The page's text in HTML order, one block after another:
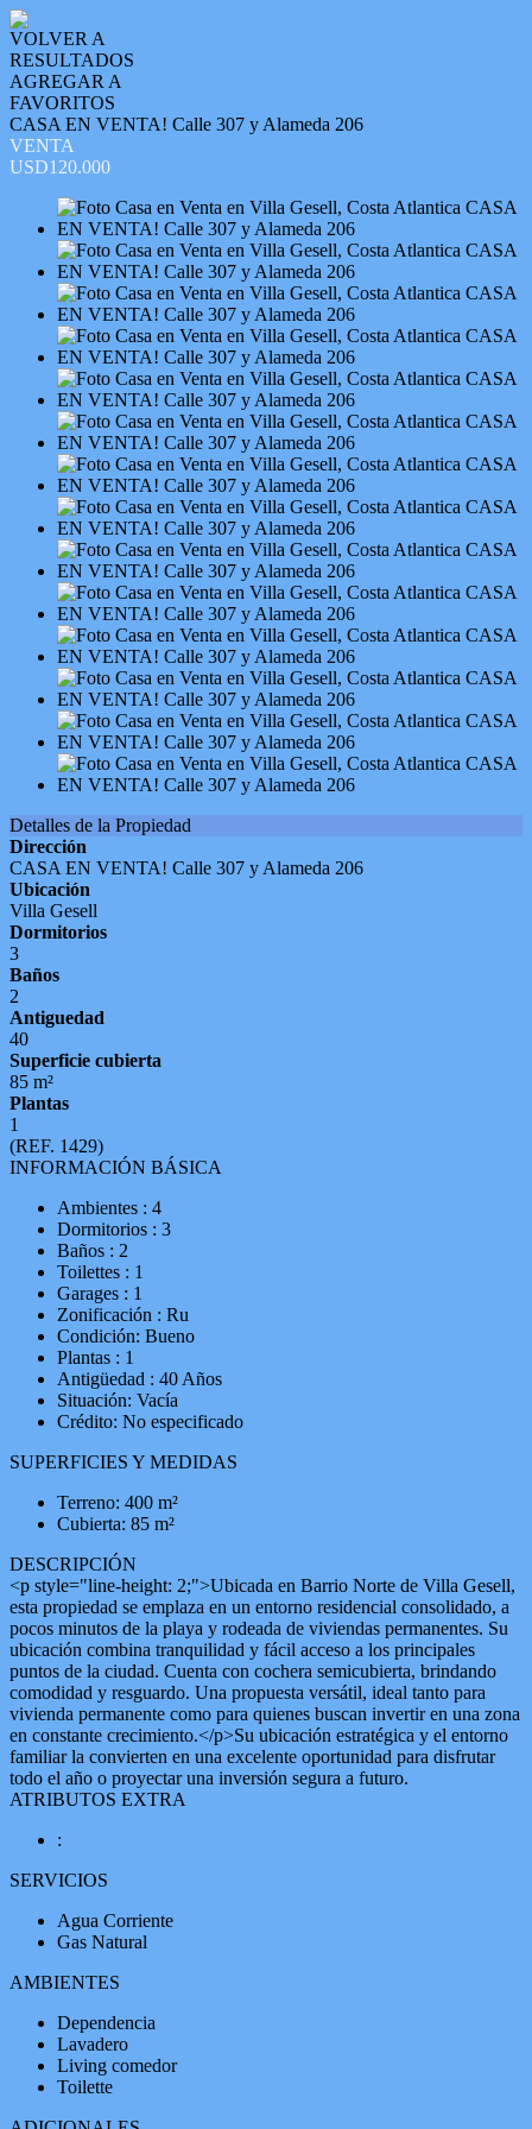
VOLVER A
RESULTADOS
AGREGAR A
FAVORITOS
CASA EN VENTA! Calle 307 y Alameda 206
VENTA
USD120.000
Detalles de la Propiedad
Dirección
CASA EN VENTA! Calle 307 y Alameda 206
Ubicación
Villa Gesell
Dormitorios
3
Baños
2
Antiguedad
40
Superficie cubierta
85 m²
Plantas
1
(REF. 1429)
INFORMACIÓN BÁSICA
Ambientes : 4
Dormitorios : 3
Baños : 2
Toilettes : 1
Garages : 1
Zonificación : Ru
Condición: Bueno
Plantas : 1
Antigüedad : 40 Años
Situación: Vacía
Crédito: No especificado
SUPERFICIES Y MEDIDAS
Terreno: 400 m²
Cubierta: 85 m²
DESCRIPCIÓN
<p style="line-height: 2;">Ubicada en Barrio Norte de Villa Gesell,
esta propiedad se emplaza en un entorno residencial consolidado, a
pocos minutos de la playa y rodeada de viviendas permanentes. Su
ubicación combina tranquilidad y fácil acceso a los principales
puntos de la ciudad. Cuenta con cochera semicubierta, brindando
comodidad y resguardo. Una propuesta versátil, ideal tanto para
vivienda permanente como para quienes buscan invertir en una zona
en constante crecimiento.</p>Su ubicación estratégica y el entorno
familiar la convierten en una excelente oportunidad para disfrutar
todo el año o proyectar una inversión segura a futuro.
ATRIBUTOS EXTRA
:
SERVICIOS
Agua Corriente
Gas Natural
AMBIENTES
Dependencia
Lavadero
Living comedor
Toilette